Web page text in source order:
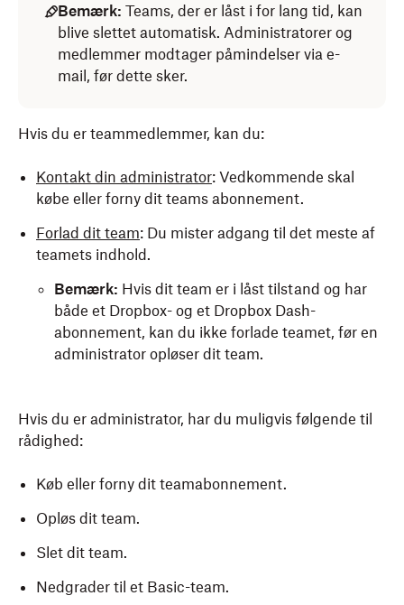
Bemærk: Teams, der er låst i for lang tid, kan
blive slettet automatisk. Administratorer og
medlemmer modtager påmindelser via e-
mail, før dette sker.
Hvis du er teammedlemmer, kan du:
Kontakt din administrator: Vedkommende skal
købe eller forny dit teams abonnement.
Forlad dit team: Du mister adgang til det meste af
teamets indhold.
Bemærk: Hvis dit team er i låst tilstand og har
både et Dropbox- og et Dropbox Dash-
abonnement, kan du ikke forlade teamet, før en
administrator opløser dit team.
Hvis du er administrator, har du muligvis følgende til
rådighed:
Køb eller forny dit teamabonnement.
Opløs dit team.
Slet dit team.
Nedgrader til et Basic-team.